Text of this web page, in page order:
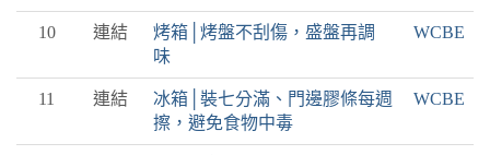
10 連結
烤箱│烤盤不刮傷，盛盤再調
味
WCBE
11 連結
冰箱│裝七分滿、門邊膠條每週
擦，避免食物中毒
WCBE